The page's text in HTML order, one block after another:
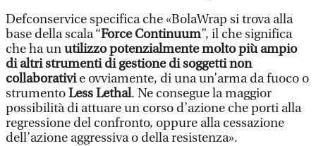
Defconservice specifica che «BolaWrap si trova alla
base della scala “Force Continuum”, il che significa
che ha unutilizzo potenzialmente molto più ampio
di altri strumenti di gestione di soggetti non
collaborativie ovviamente, di una un’arma da fuoco o
strumentoLess Lethal. Ne consegue la maggior
possibilità di attuare un corso d’azione che porti alla
regressione del confronto, oppure alla cessazione
dell’azione aggressiva o della resistenza».